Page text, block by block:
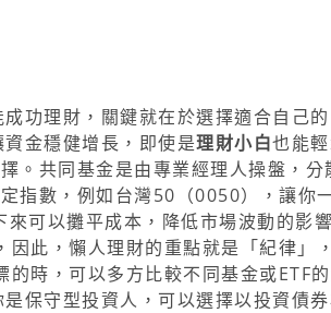
功理財，關鍵就在於選擇適合自己
金穩健增長，即使是理財小白也能
。共同基金是由專業經理人操盤，分
指數，例如台灣50（0050），讓你
可以攤平成本，降低市場波動的影
因此，懶人理財的重點就是「紀律」
時，可以多方比較不同基金或ETF
保守型投資人，可以選擇以投資債